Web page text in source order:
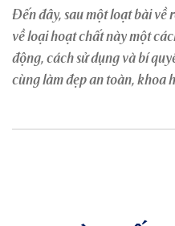
Đến đây, sau một loạt bài về
về loại hoạt chất này một
động, cách sử dụng và bí
cùng làm đẹp an toàn, khoa